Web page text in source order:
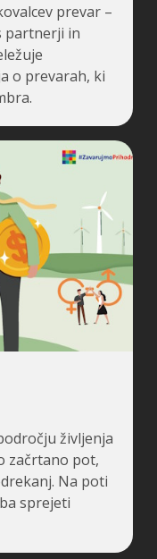
prevar –
partnerji in
o prevarah, ki
življenja
začrtano pot,
Na poti
sprejeti